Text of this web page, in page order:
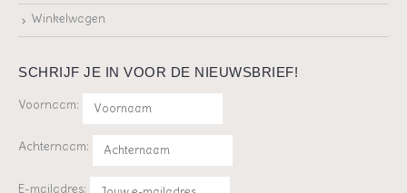
Winkelwagen
SCHRIJF JE IN VOOR DE NIEUWSBRIEF!
Voornaam:
Achternaam:
E-mailadres: